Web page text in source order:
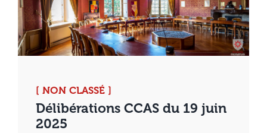
[ NON CLASSÉ ]
Délibérations CCAS du 19 juin
2025